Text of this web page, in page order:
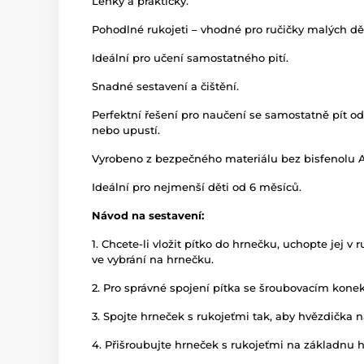
Pohodlné rukojeti – vhodné pro ručičky malých
Ideální pro učení samostatného pití.
Snadné sestavení a čištění.
Perfektní řešení pro naučení se samostatně pít
nebo upustí.
Vyrobeno z bezpečného materiálu bez bisfenolu
Ideální pro nejmenší děti od 6 měsíců.​
Návod na sestavení:
1. Chcete-li vložit pítko do hrnečku, uchopte jej v
ve vybrání na hrnečku.
2. Pro správné spojení pítka se šroubovacím
3. Spojte hrneček s rukojeťmi tak, aby hvězdička
4. Přišroubujte hrneček s rukojeťmi na základnu